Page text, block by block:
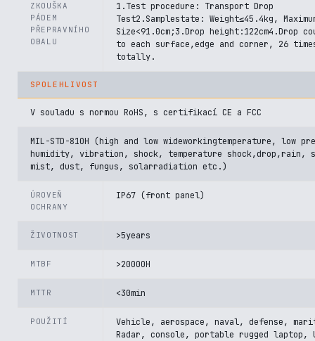
ZKOUŠKA
PÁDEM
PŘEPRAVNÍHO
OBALU
1.Test procedure: Transport Drop
Test2.Samplestate: Weight≤45.4kg,
Size<91.0cm;3.Drop height:122cm4.Drop
to each surface,edge and corner, 26
totally.
SPOLEHLIVOST
V souladu s normou RoHS, s certifikací CE a FCC
MIL-STD-810H (high and low wideworkingtemperature, low
humidity, vibration, shock, temperature shock,drop,rain,
mist, dust, fungus, solarradiation etc.)
ÚROVEŇ
OCHRANY
IP67 (front panel)
ŽIVOTNOST >5years
MTBF >20000H
MTTR <30min
POUŽITÍ
Vehicle, aerospace, naval, defense,
Radar, console, portable rugged laptop,